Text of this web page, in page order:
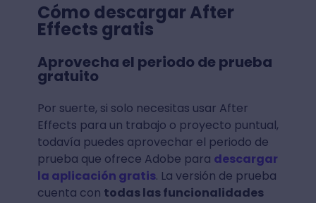
Cómo descargar After
Effects gratis
Aprovecha el periodo de prueba
gratuito
Por suerte, si solo necesitas usar After
Effects para un trabajo o proyecto puntual,
todavía puedes aprovechar el periodo de
prueba que ofrece Adobe para descargar
la aplicación gratis. La versión de prueba
cuenta con todas las funcionalidades